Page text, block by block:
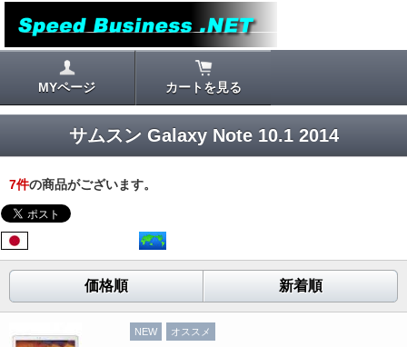
MYページ カートを見る
サムスン Galaxy Note 10.1 2014
7件の商品がございます。
価格順 新着順
NEW オススメ